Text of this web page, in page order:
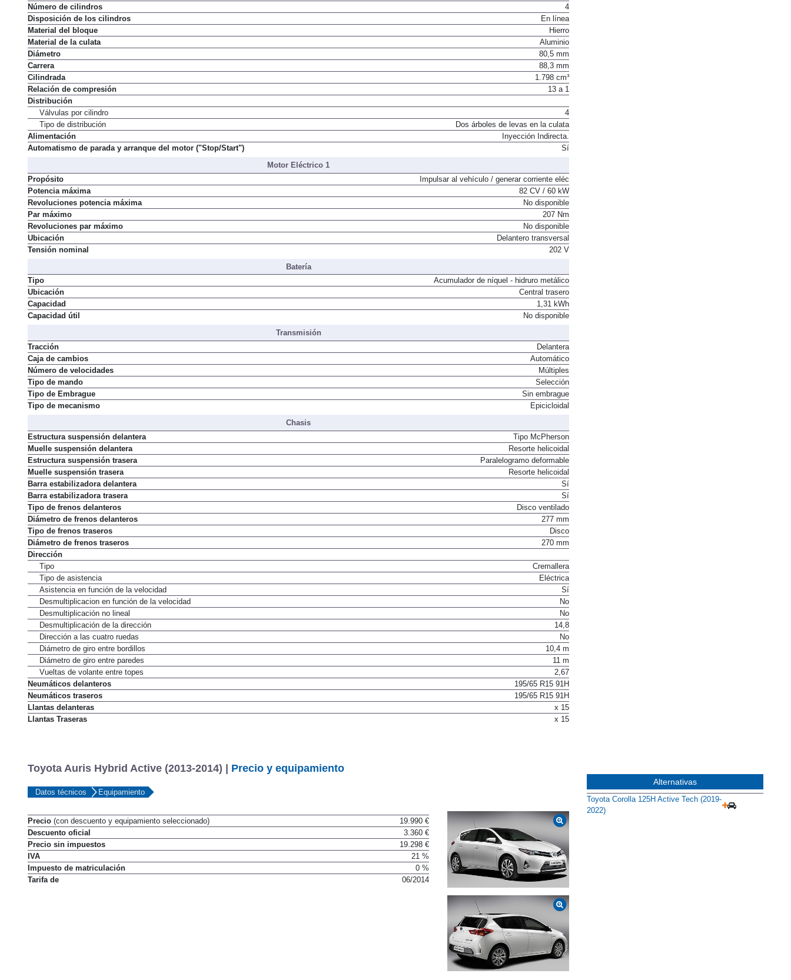
Número de cilindros
4
Disposición de los cilindros
En línea
Material del bloque
Hierro
Material de la culata
Aluminio
Diámetro
80,5 mm
Carrera
88,3 mm
Cilindrada
1.798 cm³
Relación de compresión
13 a 1
Distribución
Válvulas por cilindro
4
Tipo de distribución
Dos árboles de levas en la culata
Alimentación
Inyección Indirecta.
Automatismo de parada y arranque del motor ("Stop/Start")
Sí
Motor Eléctrico 1
Propósito
Impulsar al vehículo / generar corriente eléc
Potencia máxima
82 CV / 60 kW
Revoluciones potencia máxima
No disponible
Par máximo
207 Nm
Revoluciones par máximo
No disponible
Ubicación
Delantero transversal
Tensión nominal
202 V
Batería
Tipo
Acumulador de níquel - hidruro metálico
Ubicación
Central trasero
Capacidad
1,31 kWh
Capacidad útil
No disponible
Transmisión
Tracción
Delantera
Caja de cambios
Automático
Número de velocidades
Múltiples
Tipo de mando
Selección
Tipo de Embrague
Sin embrague
Tipo de mecanismo
Epicicloidal
Chasis
Estructura suspensión delantera
Tipo McPherson
Muelle suspensión delantera
Resorte helicoidal
Estructura suspensión trasera
Paralelogramo deformable
Muelle suspensión trasera
Resorte helicoidal
Barra estabilizadora delantera
Sí
Barra estabilizadora trasera
Sí
Tipo de frenos delanteros
Disco ventilado
Diámetro de frenos delanteros
277 mm
Tipo de frenos traseros
Disco
Diámetro de frenos traseros
270 mm
Dirección
Tipo
Cremallera
Tipo de asistencia
Eléctrica
Asistencia en función de la velocidad
Sí
Desmultiplicacion en función de la velocidad
No
Desmultiplicación no lineal
No
Desmultiplicación de la dirección
14,8
Dirección a las cuatro ruedas
No
Diámetro de giro entre bordillos
10,4 m
Diámetro de giro entre paredes
11 m
Vueltas de volante entre topes
2,67
Neumáticos delanteros
195/65 R15 91H
Neumáticos traseros
195/65 R15 91H
Llantas delanteras
x 15
Llantas Traseras
x 15
Toyota Auris Hybrid Active (2013-2014) | Precio y equipamiento
Datos técnicos Equipamiento
Precio (con descuento y equipamiento seleccionado)
19.990 €
Descuento oficial
3.360 €
Precio sin impuestos
19.298 €
IVA
21 %
Impuesto de matriculación
0 %
Tarifa de
06/2014
Alternativas
Toyota Corolla 125H Active Tech (2019-
2022)